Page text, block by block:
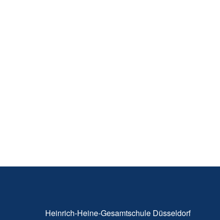
Heinrich-Heine-Gesamtschule Düsseldorf